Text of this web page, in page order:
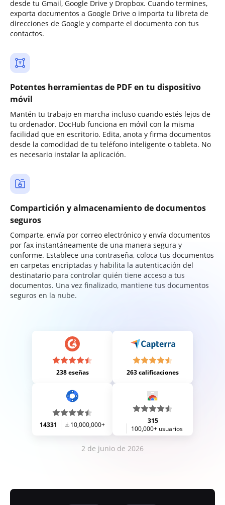
desde tu Gmail, Google Drive y Dropbox. Cuando termines,
exporta documentos a Google Drive o importa tu libreta de
direcciones de Google y comparte el documento con tus
contactos.
Potentes herramientas de PDF en tu dispositivo
móvil
Mantén tu trabajo en marcha incluso cuando estés lejos de
tu ordenador. DocHub funciona en móvil con la misma
facilidad que en escritorio. Edita, anota y firma documentos
desde la comodidad de tu teléfono inteligente o tableta. No
es necesario instalar la aplicación.
Compartición y almacenamiento de documentos
seguros
Comparte, envía por correo electrónico y envía documentos
por fax instantáneamente de una manera segura y
conforme. Establece una contraseña, coloca tus documentos
en carpetas encriptadas y habilita la autenticación del
destinatario para controlar quién tiene acceso a tus
documentos. Una vez finalizado, mantiene tus documentos
seguros en la nube.
238 eseñas 263 calificaciones
14331 10,000,000+
315
100,000+ usuarios
2 de junio de 2026